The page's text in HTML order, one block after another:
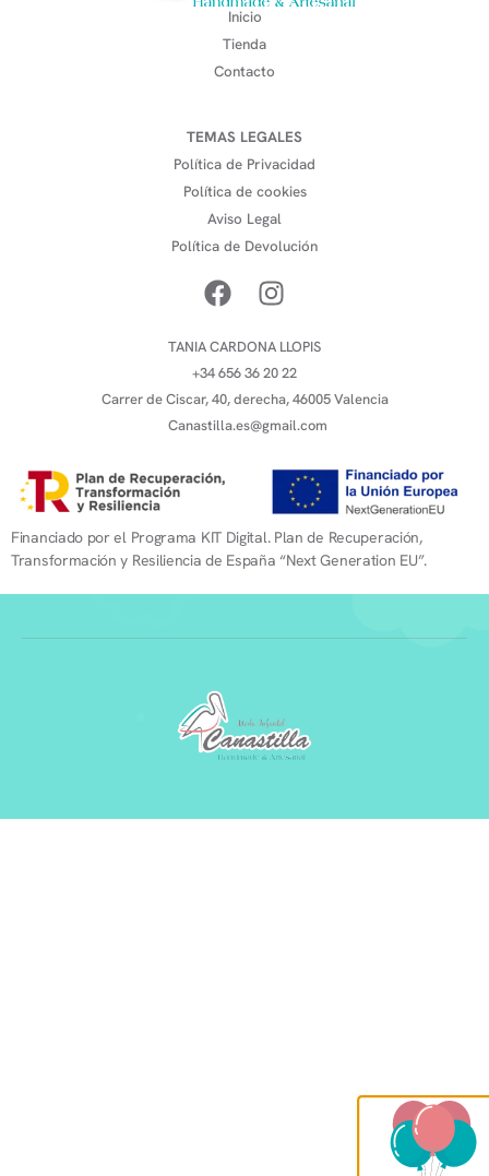
Inicio
Tienda
Contacto
TEMAS LEGALES
Política de Privacidad
Política de cookies
Aviso Legal
Política de Devolución
TANIA CARDONA LLOPIS
+34 656 36 20 22
Carrer de Ciscar, 40, derecha, 46005 Valencia
Canastilla.es@gmail.com
Financiado por el Programa KIT Digital. Plan de Recuperación,
Transformación y Resiliencia de España “Next Generation EU”.